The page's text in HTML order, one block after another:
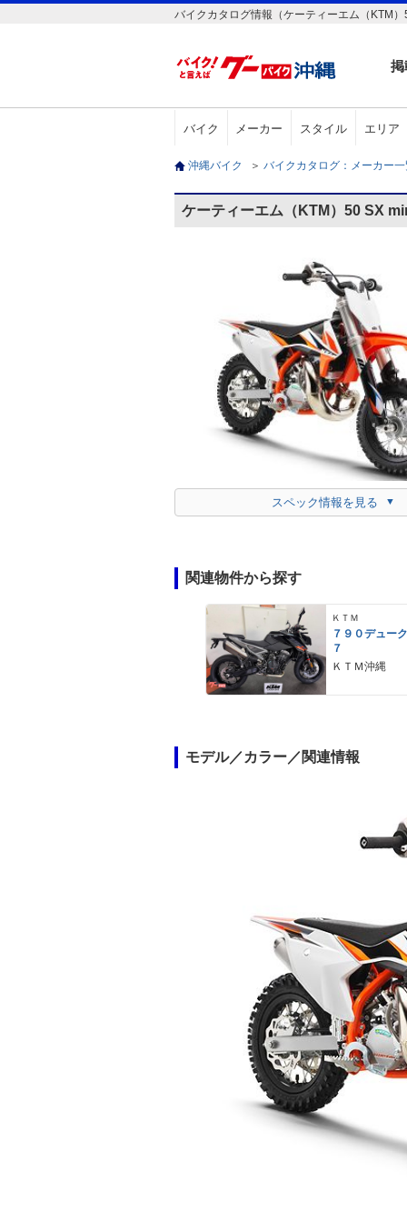
バイクカタログ情報（ケーティーエム（KTM
バイク メーカー スタイル エリア
沖縄バイク ＞ バイクカタログ：メーカー
ケーティーエム（KTM）50 SX
スペック情報を見る
関連物件から探す
ＫＴＭ
７９０デュー
７
ＫＴＭ沖縄
モデル／カラー／関連情報